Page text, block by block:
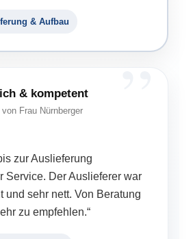
& Aufbau
& kompetent
von Frau Nürnberger
zur Auslieferung
Service. Der Auslieferer war
und sehr nett. Von Beratung
zu empfehlen.“